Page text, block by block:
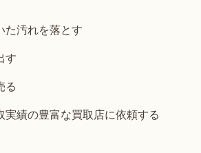
た汚れを落とす
す
る
実績の豊富な買取店に依頼する